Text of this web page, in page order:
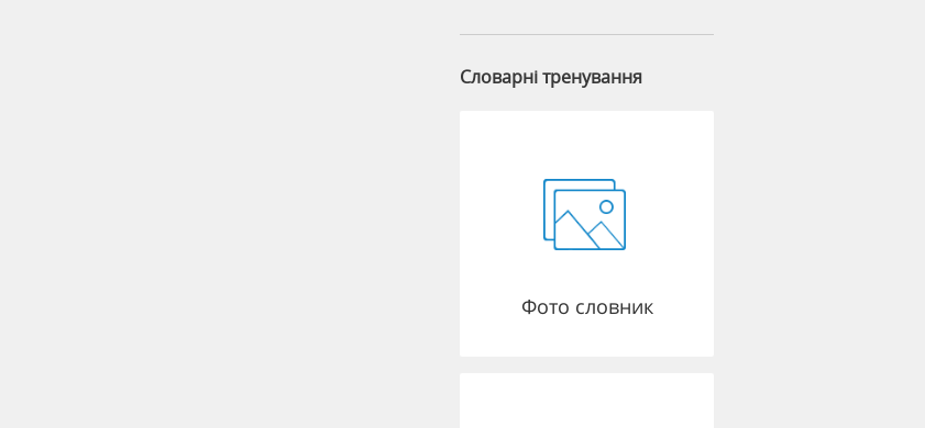
Словарні тренування
Фото словник